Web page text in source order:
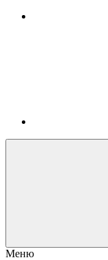
Меню